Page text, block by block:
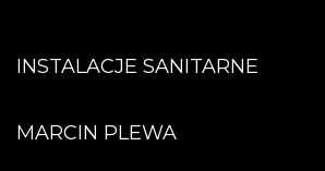
INSTALACJE SANITARNE
MARCIN PLEWA